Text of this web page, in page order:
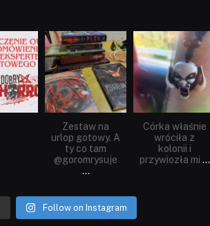
19
dobryhorror
Lip 31
Zestaw na
urlop gotowy. A
ty co tam
@goromrysuje
...
dobryhorror
Lip 14
Córka właśnie
wróciła z
kolonii i
przywiozła mi ...
Follow on Instagram